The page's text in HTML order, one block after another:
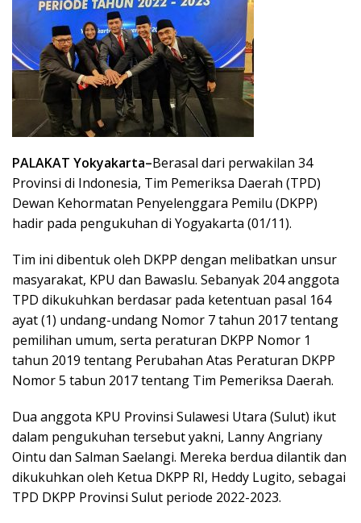
PALAKAT Yokyakarta–Berasal dari perwakilan 34
Provinsi di Indonesia, Tim Pemeriksa Daerah (TPD)
Dewan Kehormatan Penyelenggara Pemilu (DKPP)
hadir pada pengukuhan di Yogyakarta (01/11).
Tim ini dibentuk oleh DKPP dengan melibatkan unsur
masyarakat, KPU dan Bawaslu. Sebanyak 204 anggota
TPD dikukuhkan berdasar pada ketentuan pasal 164
ayat (1) undang-undang Nomor 7 tahun 2017 tentang
pemilihan umum, serta peraturan DKPP Nomor 1
tahun 2019 tentang Perubahan Atas Peraturan DKPP
Nomor 5 tabun 2017 tentang Tim Pemeriksa Daerah.
Dua anggota KPU Provinsi Sulawesi Utara (Sulut) ikut
dalam pengukuhan tersebut yakni, Lanny Angriany
Ointu dan Salman Saelangi. Mereka berdua dilantik dan
dikukuhkan oleh Ketua DKPP RI, Heddy Lugito, sebagai
TPD DKPP Provinsi Sulut periode 2022-2023.